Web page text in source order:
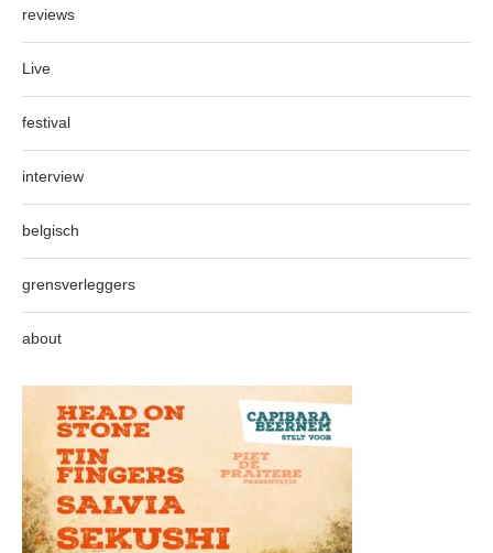
reviews
Live
festival
interview
belgisch
grensverleggers
about